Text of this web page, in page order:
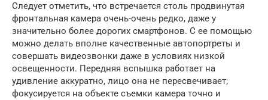
Следует отметить, что встречается столь продвинутая
фронтальная камера очень-очень редко, даже у
значительно более дорогих смартфонов. С ее помощью
можно делать вполне качественные автопортреты и
совершать видеозвонки даже в условиях низкой
освещенности. Передняя вспышка работает на
удивление аккуратно, лицо она не пересвечивает;
фокусируется на объекте съемки камера точно и